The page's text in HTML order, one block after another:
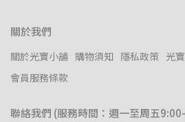
關於我們
關於光寶小舖 購物須知 隱私政策 光
會員服務條款
聯絡我們 (服務時間：週一至周五